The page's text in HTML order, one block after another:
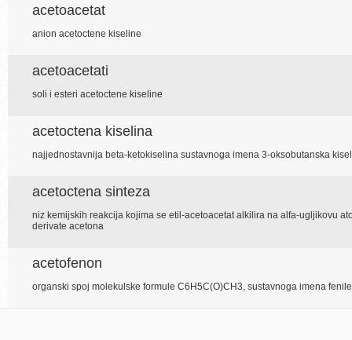
acetoacetat
anion acetoctene kiseline
acetoacetati
soli i esteri acetoctene kiseline
acetoctena kiselina
najjednostavnija beta-ketokiselina sustavnoga imena 3-oksobutanska
acetoctena sinteza
niz kemijskih reakcija kojima se etil-acetoacetat alkilira na alfa-ugljikovu
derivate acetona
acetofenon
organski spoj molekulske formule C6H5C(O)CH3, sustavnoga imena